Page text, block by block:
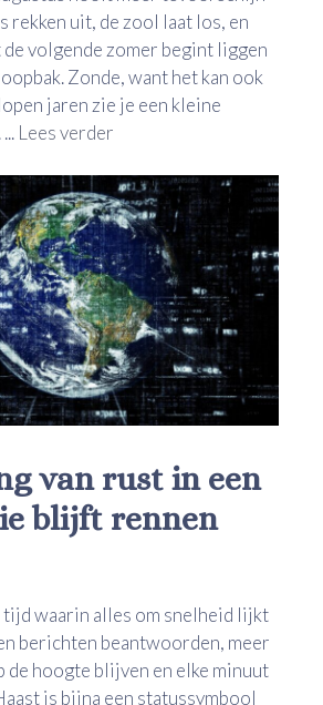
rekken uit, de zool laat los, en
volgende zomer begint liggen
Zonde, want het kan ook
jaren zie je een kleine
Lees verder
van rust in een
blijft rennen
tijd waarin alles om snelheid lijkt
berichten beantwoorden, meer
de hoogte blijven en elke minuut
is bijna een statussymbool